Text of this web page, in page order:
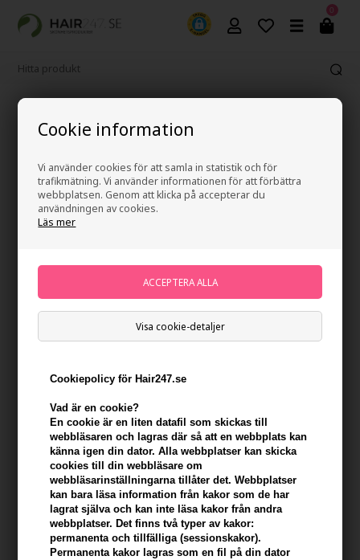
Cookie information
Vi använder cookies för att samla in statistik och för
trafikmätning. Vi använder informationen för att förbättra
webbplatsen. Genom att klicka på accepterar du
användningen av cookies.
Läs mer
Visa cookie-detaljer
Cookiepolicy för Hair247.se
Vad är en cookie?
En cookie är en liten datafil som skickas till
webbläsaren och lagras där så att en webbplats kan
känna igen din dator. Alla webbplatser kan skicka
cookies till din webbläsare om
webbläsarinställningarna tillåter det. Webbplatser
kan bara läsa information från kakor som de har
lagrat själva och kan inte läsa kakor från andra
webbplatser. Det finns två typer av kakor:
permanenta och tillfälliga (sessionskakor).
Permanenta kakor lagras som en fil på din dator
0
Hugo BOSS Femme Eau de Parfum 50ml
Varumärken»Hugo Boss Brand: